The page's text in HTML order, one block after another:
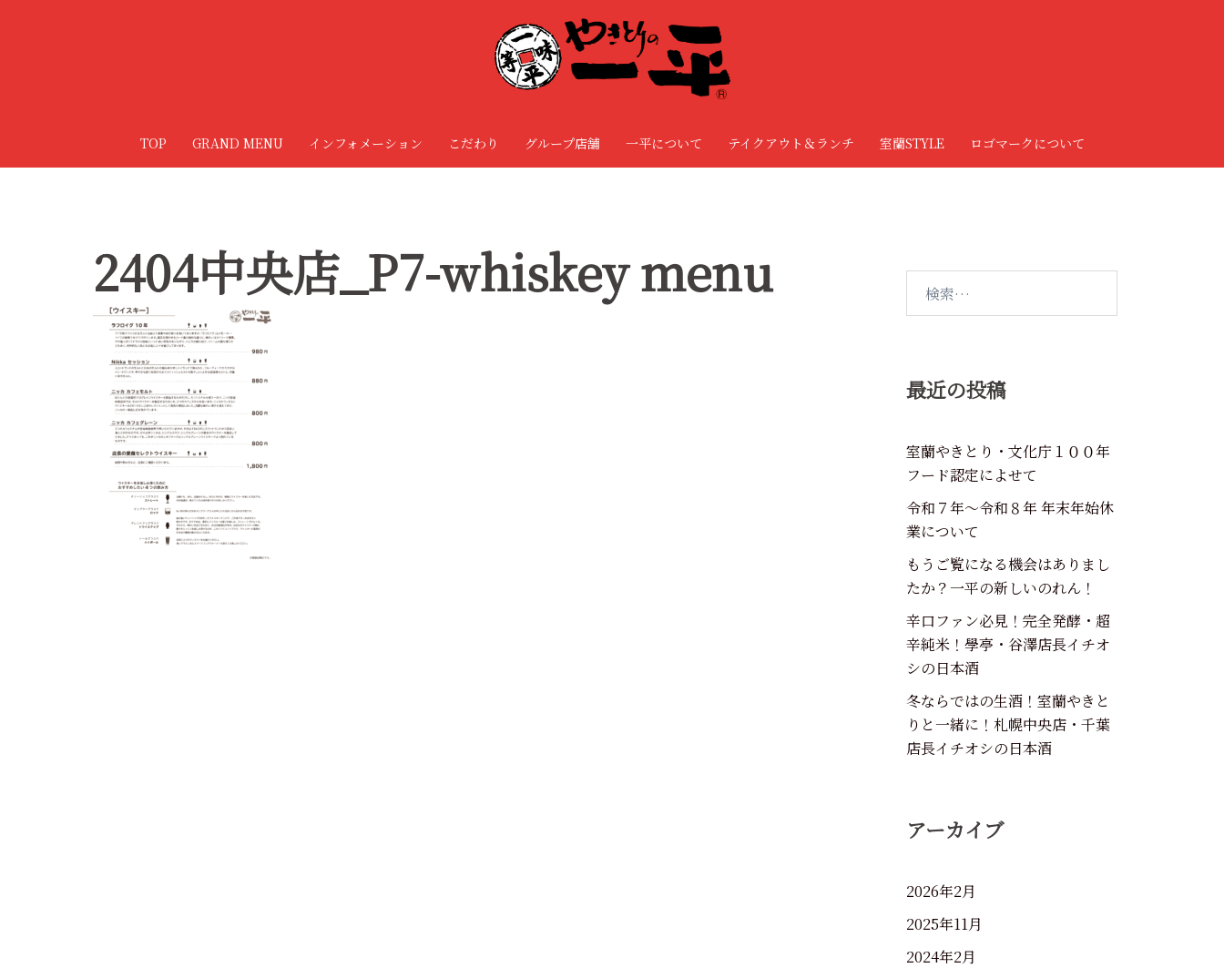
TOP GRAND MENU インフォメーション こだわり グループ店舗 一平について テイクアウト＆ランチ 室蘭STYLE ロゴマークについて
2404中央店_P7-whiskey menu
最近の投稿
室蘭やきとり・文化庁１００年
フード認定によせて
令和７年～令和８年 年末年始休
業について
もうご覧になる機会はありまし
たか？一平の新しいのれん！
辛口ファン必見！完全発酵・超
辛純米！學亭・谷澤店長イチオ
シの日本酒
冬ならではの生酒！室蘭やきと
りと一緒に！札幌中央店・千葉
店長イチオシの日本酒
アーカイブ
2026年2月
2025年11月
2024年2月